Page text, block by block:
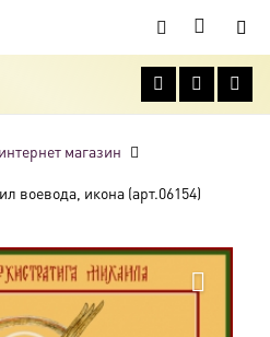
магазин
воевода, икона (арт.06154)